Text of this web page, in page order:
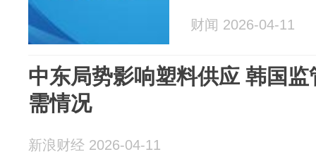
财闻 2026-04-11
中东局势影响塑料供应 韩国
需情况
新浪财经 2026-04-11